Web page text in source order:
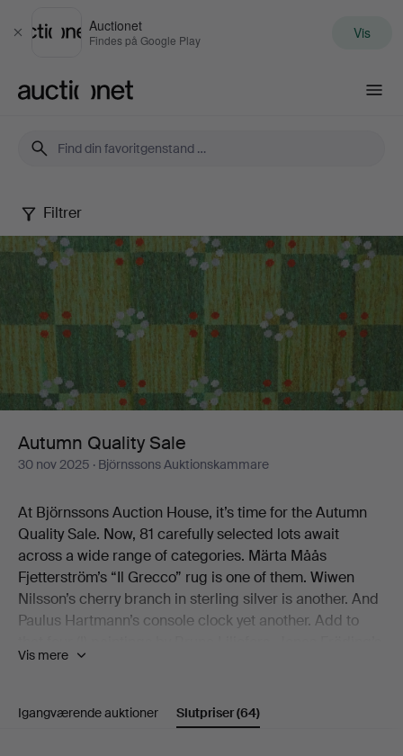
Luk
Auctionet
Findes på Google Play Vis
Autumn
Quality
Sale
Filtrer
Autumn Quality Sale
30 nov 2025 · Björnssons Auktionskammare
At Björnssons Auction House, it’s time for the Autumn
Quality Sale. Now, 81 carefully selected lots await
across a wide range of categories. Märta Måås
Fjetterström’s “Il Grecco” rug is one of them. Wiwen
Nilsson’s cherry branch in sterling silver is another. And
Paulus Hartmann’s console clock yet another. Add to
Playing Children, the jubilee bowl from Royal
Colombo’s graphic play from the early 1970s.
Vis mere
Igangværende auktioner Slutpriser(64)